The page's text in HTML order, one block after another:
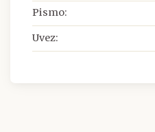
Pismo:
Uvez: